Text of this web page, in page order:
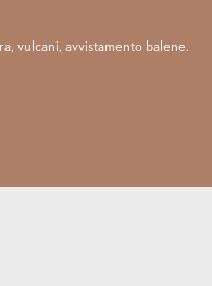
vulcani, avvistamento balene.